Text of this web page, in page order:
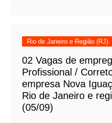
Rio de Janeiro e Região (RJ)
02 Vagas de
Profissional /
empresa Nova
Rio de Janeiro e
(05/09)